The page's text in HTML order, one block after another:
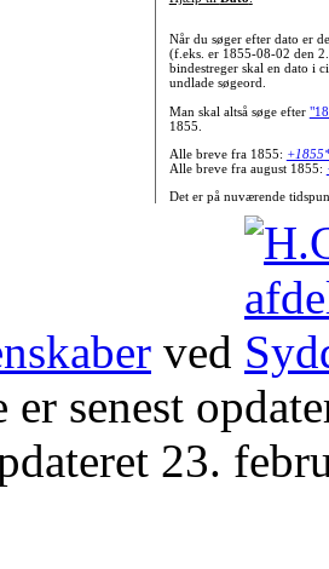
Når du søger efter dato er
(f.eks. er 1855-08-02 den
bindestreger skal en dato i
undlade søgeord.
Man skal altså søge efter
1855.
Alle breve fra 1855:
Alle breve fra august 1855:
Det er på nuværende
ved
er senest
23.